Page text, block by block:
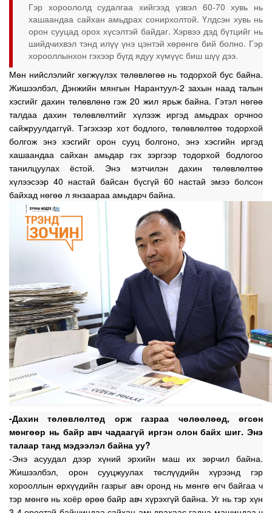
Гэр хороололд судалгаа хийгээд үзвэл 60-70 хувь нь
хашаандаа сайхан амьдрах сонирхолтой. Үлдсэн хувь нь
орон сууцад орох хүсэлтэй байдаг. Хэрвээ дэд бүтцийг нь
шийдчихвэл тэнд илүү үнэ цэнтэй хөрөнгө бий болно. Гэр
хорооллынхон гэхээр бүгд ядуу хүмүүс биш шүү дээ.
Мөн нийслэлийг хөгжүүлэх төлөвлөгөө нь тодорхой бус байна.
Жишээлбэл, Дэнжийн мянгын Нарантуул-2 захын наад талын
хэсгийг дахин төлөвлөнө гэж 20 жил ярьж байна. Гэтэл нөгөө
талдаа дахин төлөвлөлтийг хүлээж иргэд амьдрах орчноо
сайжруулдаггүй. Тэгэхээр хот бодлого, төлөвлөлтөө тодорхой
болгож энэ хэсгийг орон сууц болгоно, энэ хэсгийн иргэд
хашаандаа сайхан амьдар гэх зэргээр тодорхой бодлогоо
танилцуулах ёстой. Энэ мэтчилэн дахин төлөвлөлтөө
хүлээсээр 40 настай байсан бүсгүй 60 настай эмээ болсон
байхад нөгөө л янзаараа амьдарч байна.
-Дахин төлөвлөлтөд орж газраа чөлөөлөөд, өгсөн
мөнгөөр нь байр авч чадаагүй иргэн олон байх шиг. Энэ
талаар танд мэдээлэл байна уу?
-Энэ асуудал дээр хүний эрхийн маш их зөрчил байна.
Жишээлбэл, орон сууцжуулах төслүүдийн хүрээнд гэр
хорооллын өрхүүдийн газрыг авч оронд нь мөнгө өгч байгаа ч
тэр мөнгө нь хоёр өрөө байр авч хүрэхгүй байна. Уг нь тэр хүн